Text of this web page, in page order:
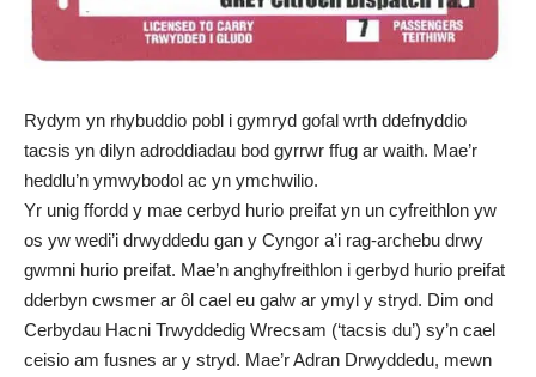
Rydym yn rhybuddio pobl i gymryd gofal wrth ddefnyddio
tacsis yn dilyn adroddiadau bod gyrrwr ffug ar waith. Mae’r
heddlu’n ymwybodol ac yn ymchwilio.
Yr unig ffordd y mae cerbyd hurio preifat yn un cyfreithlon yw
os yw wedi’i drwyddedu gan y Cyngor a’i rag-archebu drwy
gwmni hurio preifat. Mae’n anghyfreithlon i gerbyd hurio preifat
dderbyn cwsmer ar ôl cael eu galw ar ymyl y stryd. Dim ond
Cerbydau Hacni Trwyddedig Wrecsam (‘tacsis du’) sy’n cael
ceisio am fusnes ar y stryd. Mae’r Adran Drwyddedu, mewn